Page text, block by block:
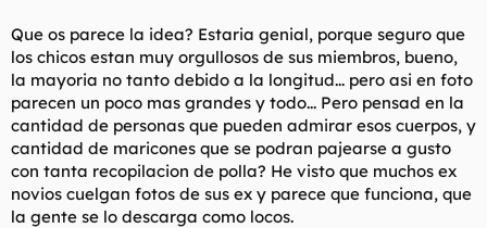
Que os parece la idea? Estaria genial, porque seguro que
los chicos estan muy orgullosos de sus miembros, bueno,
la mayoria no tanto debido a la longitud... pero asi en foto
parecen un poco mas grandes y todo... Pero pensad en la
cantidad de personas que pueden admirar esos cuerpos, y
cantidad de maricones que se podran pajearse a gusto
con tanta recopilacion de polla? He visto que muchos ex
novios cuelgan fotos de sus ex y parece que funciona, que
la gente se lo descarga como locos.